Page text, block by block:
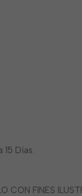
15 Días.
CON FINES